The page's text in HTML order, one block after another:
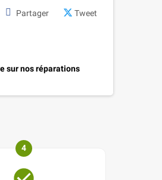
Partager Tweet
sur nos réparations
4